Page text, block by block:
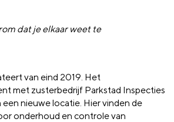
dat je elkaar weet te
van eind 2019. Het
met zusterbedrijf Parkstad Inspecties
nieuwe locatie. Hier vinden de
onderhoud en controle van